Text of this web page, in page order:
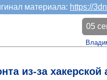
материала: https://
из-за хакерской
05